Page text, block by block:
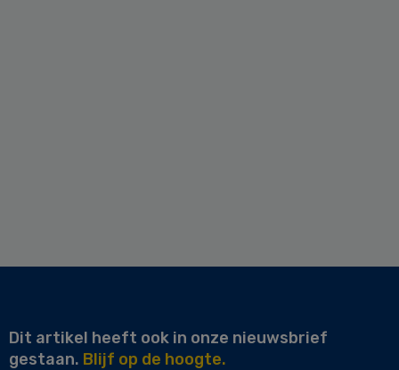
Dit artikel heeft ook in onze nieuwsbrief
gestaan. Blijf op de hoogte.